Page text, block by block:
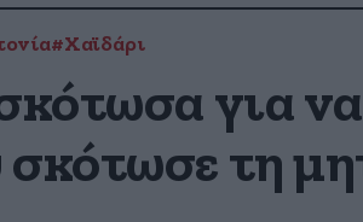
#Χαϊδάρι
για
τη